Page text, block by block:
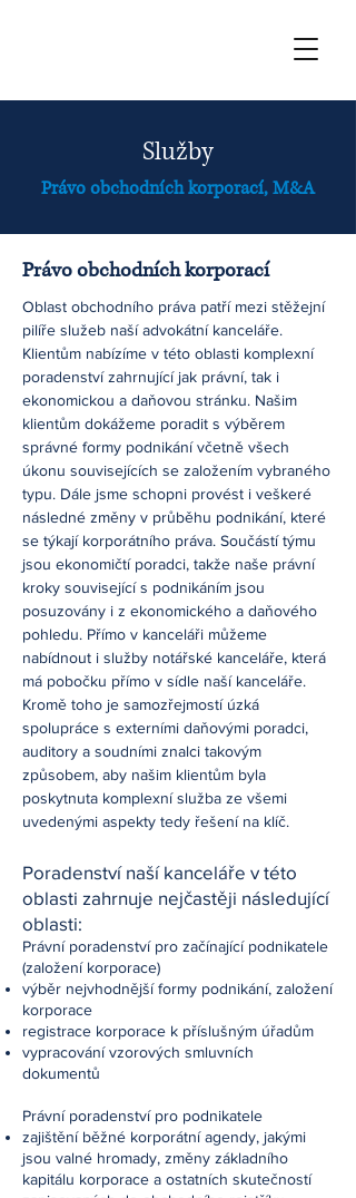
Služby
Právo obchodních korporací, M&A
Právo obchodních korporací
Oblast obchodního práva patří mezi stěžejní
pilíře služeb naší advokátní kanceláře.
Klientům nabízíme v této oblasti komplexní
poradenství zahrnující jak právní, tak i
ekonomickou a daňovou stránku. Našim
klientům dokážeme poradit s výběrem
správné formy podnikání včetně všech
úkonu souvisejících se založením vybraného
typu. Dále jsme schopni provést i veškeré
následné změny v průběhu podnikání, které
se týkají korporátního práva. Součástí týmu
jsou ekonomičtí poradci, takže naše právní
kroky související s podnikáním jsou
posuzovány i z ekonomického a daňového
pohledu. Přímo v kanceláři můžeme
nabídnout i služby notářské kanceláře, která
má pobočku přímo v sídle naší kanceláře.
Kromě toho je samozřejmostí úzká
spolupráce s externími daňovými poradci,
auditory a soudními znalci takovým
způsobem, aby našim klientům byla
poskytnuta komplexní služba ze všemi
uvedenými aspekty tedy řešení na klíč.
Poradenství naší kanceláře v této
oblasti zahrnuje nejčastěji následující
oblasti:
Právní poradenství pro začínající podnikatele
(založení korporace)
výběr nejvhodnější formy podnikání, založení
korporace
registrace korporace k příslušným úřadům
vypracování vzorových smluvních
dokumentů
Právní poradenství pro podnikatele
zajištění běžné korporátní agendy, jakými
jsou valné hromady, změny základního
kapitálu korporace a ostatních skutečností